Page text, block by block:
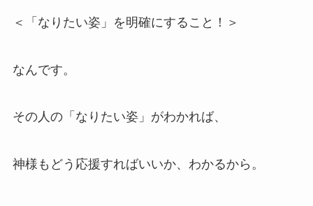
＜「なりたい姿」を明確にすること！＞
なんです。
その人の「なりたい姿」がわかれば、
神様もどう応援すればいいか、わかるから。